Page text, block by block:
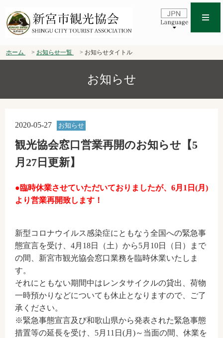
ホーム お知らせ一覧 お知らせタイトル
お知らせ
2020-05-27 お知らせ
観光協会窓口営業再開のお知らせ【5
月27日更新】
●臨時休業させていただいておりましたが、6月1日(月)
より営業再開致します！
新型コロナウイルス感染症にともなう全国への緊急事
態宣言を受け、4月18日（土）から5月10日（日）まで
の間、新宮市観光協会窓口業務を臨時休業いたしま
す。
それにともない期間中はレンタサイクルの貸出、荷物
一時預かりなどについても休止となりますので、ご了
承ください。
※緊急事態宣言及び和歌山県から発表された緊急事態
措置等の延長を受け、5月11日(月)～当面の間、休業を